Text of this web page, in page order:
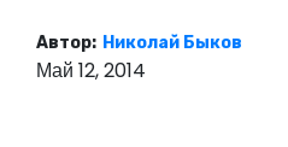
Автор: Николай Быков
Май 12, 2014